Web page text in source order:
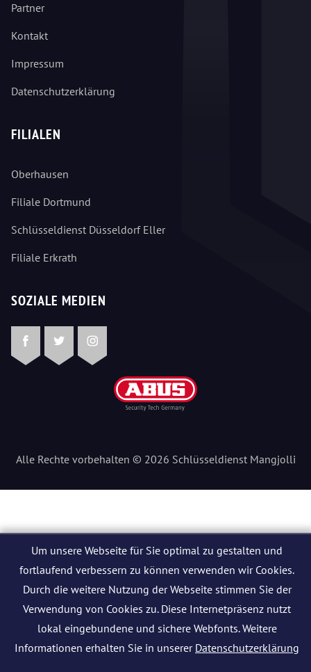
Partner
Kontakt
Impressum
Datenschutzerklärung
FILIALEN
Oberhausen
Filiale Dortmund
Schlüsseldienst Düsseldorf Eller
Filiale Erkrath
SOZIALE MEDIEN
FacebookTwitterInstagram
Alle Rechte vorbehalten © 2026 Schlüsseldienst Mangjolli
Um unsere Webseite für Sie optimal zu gestalten und
fortlaufend verbessern zu können verwenden wir Cookies.
Durch die weitere Nutzung der Webseite stimmen Sie der
Verwendung von Cookies zu. Diese Internetpräsenz nutzt
lokal eingebundene und sichere Webfonts. Weitere
Informationen erhalten Sie in unserer Datenschutzerklärung